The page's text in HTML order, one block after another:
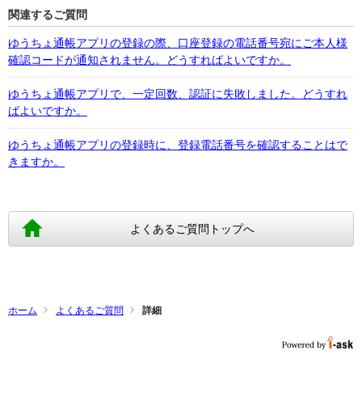
関連するご質問
ゆうちょ通帳アプリの登録の際、口座登録の電話番号宛にご本人様
確認コードが通知されません。どうすればよいですか。
ゆうちょ通帳アプリで、一定回数、認証に失敗しました。どうすれ
ばよいですか。
ゆうちょ通帳アプリの登録時に、登録電話番号を確認することはで
きますか。
よくあるご質問トップへ
ホーム よくあるご質問 詳細